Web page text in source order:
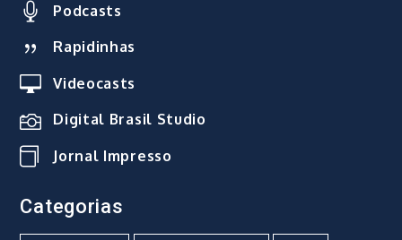
Podcasts
Rapidinhas
Videocasts
Digital Brasil Studio
Jornal Impresso
Categorias